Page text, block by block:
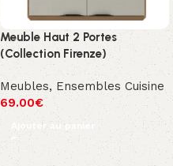
Meuble Haut 2 Portes
(Collection Firenze)
Meubles, Ensembles Cuisine
69.00€
Ajouter au panier